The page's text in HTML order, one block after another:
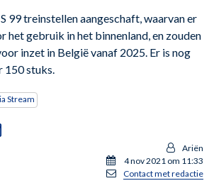
99 treinstellen aangeschaft, waarvan er
het gebruik in het binnenland, en zouden
inzet in België vanaf 2025. Er is nog
150 stuks.
Stream
Ariën
4 nov 2021 om 11:33
Contact met redactie